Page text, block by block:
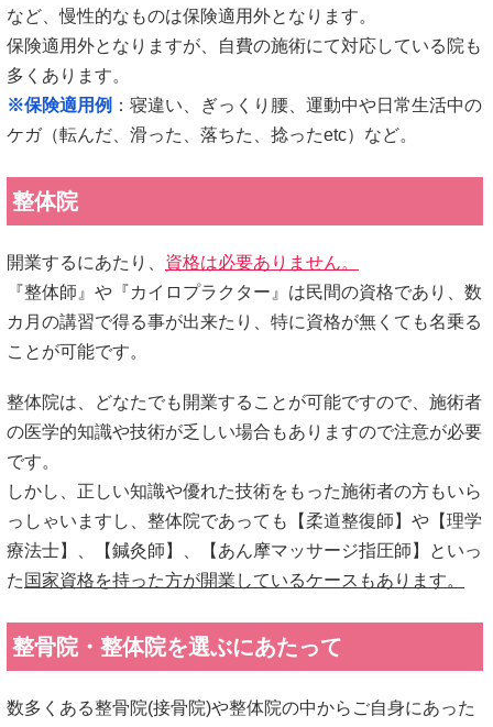
など、慢性的なものは保険適用外となります。
保険適用外となりますが、自費の施術にて対応している院も
多くあります。
※保険適用例 ：寝違い、ぎっくり腰、運動中や日常生活中の
ケガ（転んだ、滑った、落ちた、捻ったetc）など。
整体院
開業するにあたり、 資格は必要ありません。
『整体師』や『カイロプラクター』は民間の資格であり、数
カ月の講習で得る事が出来たり、特に資格が無くても名乗る
ことが可能です。
整体院は、どなたでも開業することが可能ですので、施術者
の医学的知識や技術が乏しい場合もありますので注意が必要
です。
しかし、正しい知識や優れた技術をもった施術者の方もいら
っしゃいますし、整体院であっても【柔道整復師】や【理学
療法士】、【鍼灸師】、【あん摩マッサージ指圧師】といっ
た 国家資格を持った方が開業しているケースもあります。
整骨院・整体院を選ぶにあたって
数多くある整骨院(接骨院)や整体院の中からご自身にあった